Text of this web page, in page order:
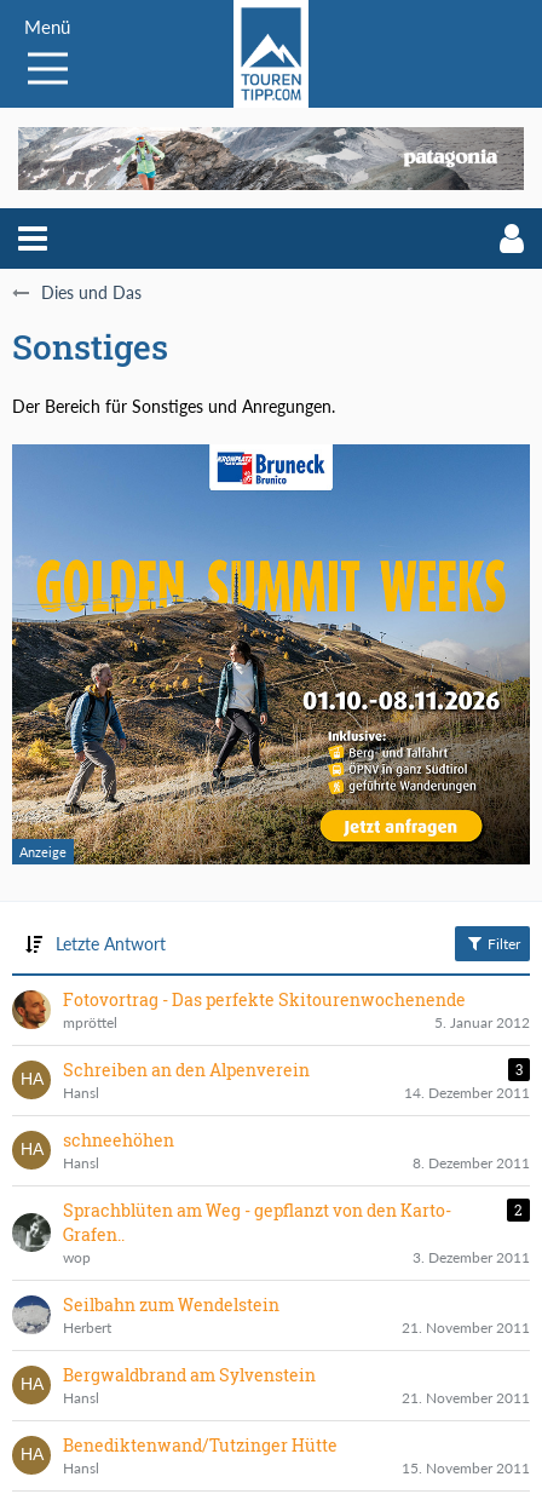
Menü
Dies und Das
Sonstiges
Der Bereich für Sonstiges und Anregungen.
Letzte Antwort Filter
Fotovortrag - Das perfekte Skitourenwochenende
mpröttel 5. Januar 2012
Schreiben an den Alpenverein 3
Hansl 14. Dezember 2011
schneehöhen
Hansl 8. Dezember 2011
Sprachblüten am Weg - gepflanzt von den Karto-
Grafen..
2
wop 3. Dezember 2011
Seilbahn zum Wendelstein
Herbert 21. November 2011
Bergwaldbrand am Sylvenstein
Hansl 21. November 2011
Benediktenwand/Tutzinger Hütte
Hansl 15. November 2011